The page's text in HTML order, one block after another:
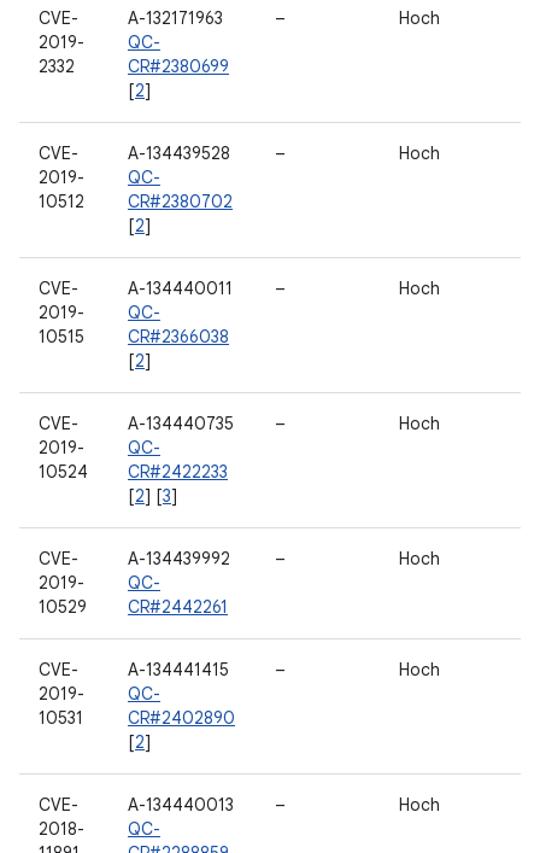
CVE-
2019-
2332
A-132171963
QC-
CR#2380699
[2]
– Hoch
CVE-
2019-
10512
A-134439528
QC-
CR#2380702
[2]
– Hoch
CVE-
2019-
10515
A-134440011
QC-
CR#2366038
[2]
– Hoch
CVE-
2019-
10524
A-134440735
QC-
CR#2422233
[2] [3]
– Hoch
CVE-
2019-
10529
A-134439992
QC-
CR#2442261
– Hoch
CVE-
2019-
10531
A-134441415
QC-
CR#2402890
[2]
– Hoch
CVE-
2018-
A-134440013
QC-
– Hoch